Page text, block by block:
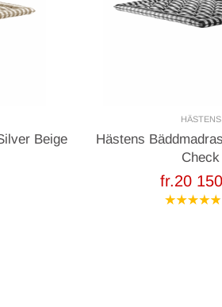
Beige
HÄSTENS
Hästens
Check
fr.20